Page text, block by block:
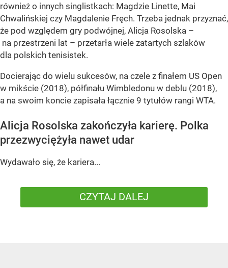
również o innych singlistkach: Magdzie Linette, Mai
Chwalińskiej czy Magdalenie Fręch. Trzeba jednak przyznać,
że pod względem gry podwójnej, Alicja Rosolska –
na przestrzeni lat – przetarła wiele zatartych szlaków
dla polskich tenisistek.
Docierając do wielu sukcesów, na czele z finałem US Open
w mikście (2018), półfinału Wimbledonu w deblu (2018),
a na swoim koncie zapisała łącznie 9 tytułów rangi WTA.
Alicja Rosolska zakończyła karierę. Polka
przezwyciężyła nawet udar
Wydawało się, że kariera...
CZYTAJ DALEJ